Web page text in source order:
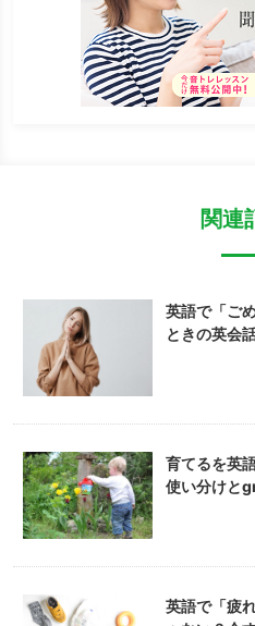
関連
英語で「ご
ときの英会
育てるを英
使い分けと
英語で「疲